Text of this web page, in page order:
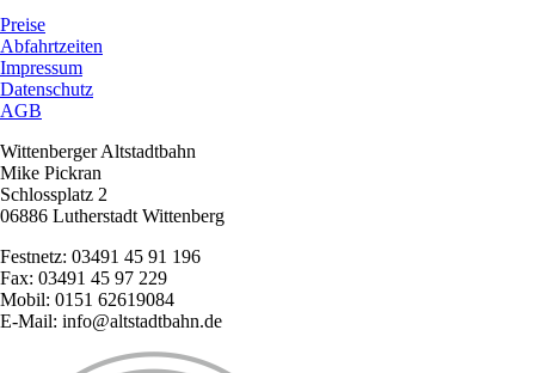
Preise
Abfahrtzeiten
Impressum
Datenschutz
AGB
Wittenberger Altstadtbahn
Mike Pickran
Schlossplatz 2
06886 Lutherstadt Wittenberg
Festnetz: 03491 45 91 196
Fax: 03491 45 97 229
Mobil: 0151 62619084
E-Mail: info@altstadtbahn.de